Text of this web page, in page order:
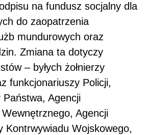
na fundusz socjalny dla
do zaopatrzenia
mundurowych oraz
Zmiana ta dotyczy
– byłych żołnierzy
funkcjonariuszy Policji,
Agencji
Agencji
Kontrwywiadu Wojskowego,